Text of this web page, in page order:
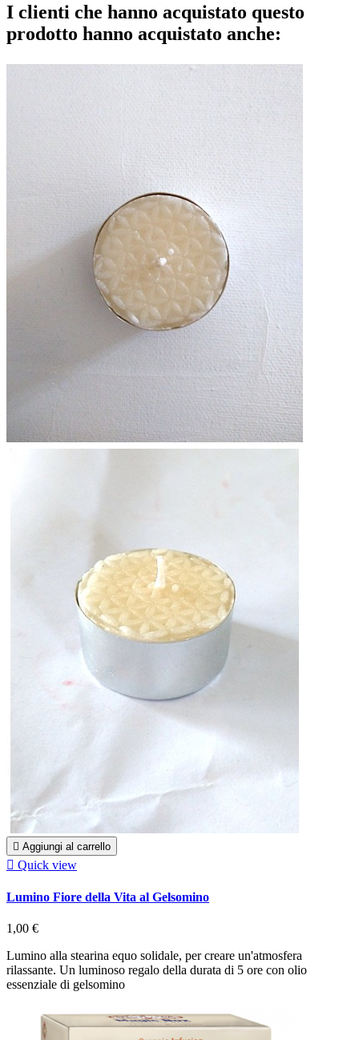
I clienti che hanno acquistato questo
prodotto hanno acquistato anche:
 Aggiungi al carrello
 Quick view
Lumino Fiore della Vita al Gelsomino
1,00 €
Lumino alla stearina equo solidale, per creare un'atmosfera
rilassante. Un luminoso regalo della durata di 5 ore con olio
essenziale di gelsomino